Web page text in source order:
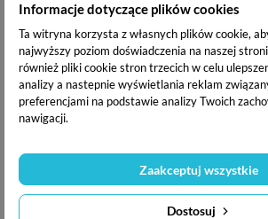
ISBN: 978-83-68044-21-8
Data wydania: kwiecień 2024
Zawartość:40 puzzli, książka
Autor: Katarzyna Szumska
Producent:EDGARD PUBLISHING sp. z
11/6, 02-511 Warszawa. Tel. +48 22
Informacje dotyczące plików cookies
Ta witryna korzysta z własnych plików cookie,
najwyższy poziom doświadczenia na naszej
również pliki cookie stron trzecich w celu
analizy a nastepnie wyświetlania reklam
preferencjami na podstawie analizy Twoich
nawigacji.
Dostosuj
Zaakceptuj wszystkie